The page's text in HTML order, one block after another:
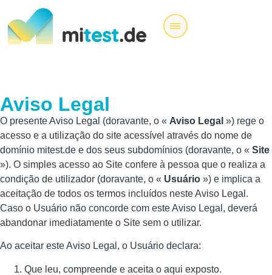
Aviso Legal
O presente Aviso Legal (doravante, o « Aviso Legal ») rege o
acesso e a utilização do site acessível através do nome de
domínio mitest.de e dos seus subdomínios (doravante, o « Site
»). O simples acesso ao Site confere à pessoa que o realiza a
condição de utilizador (doravante, o « Usuário ») e implica a
aceitação de todos os termos incluídos neste Aviso Legal.
Caso o Usuário não concorde com este Aviso Legal, deverá
abandonar imediatamente o Site sem o utilizar.
Ao aceitar este Aviso Legal, o Usuário declara:
Que leu, compreende e aceita o aqui exposto.